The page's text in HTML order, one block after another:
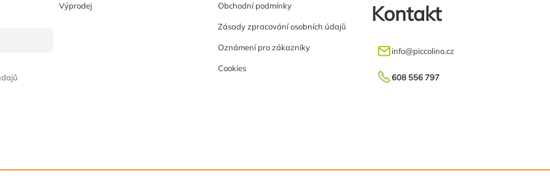
Výprodej Obchodní podmínky
Zásady zpracování osobních údajů
Oznámení pro zákazníky
Cookies
Kontakt
info@piccolino.cz
608 556 797